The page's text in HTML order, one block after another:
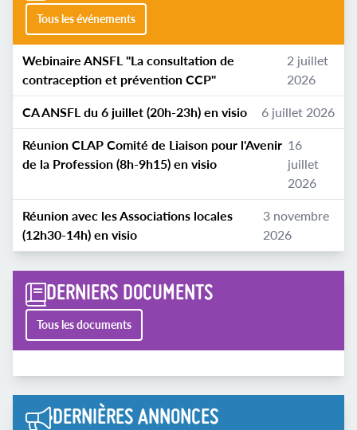
Tous les événements
Webinaire ANSFL "La consultation de
contraception et prévention CCP"
2 juillet
2026
CA ANSFL du 6 juillet (20h-23h) en visio 6 juillet 2026
Réunion CLAP Comité de Liaison pour l'Avenir
de la Profession (8h-9h15) en visio
16
juillet
2026
Réunion avec les Associations locales
(12h30-14h) en visio
3 novembre
2026
DERNIERS DOCUMENTS
Tous les documents
DERNIÈRES ANNONCES